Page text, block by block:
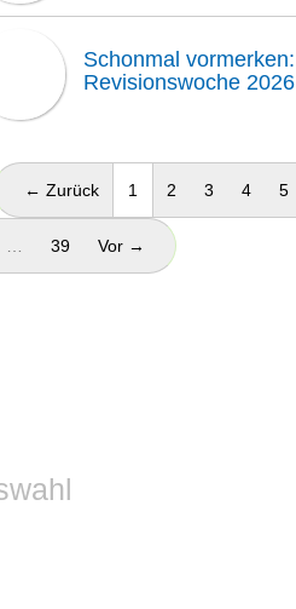
Schonmal vormerken:
Revisionswoche 2026
← Zurück 1 (aktuell)
2 3 4 5
39 Vor →